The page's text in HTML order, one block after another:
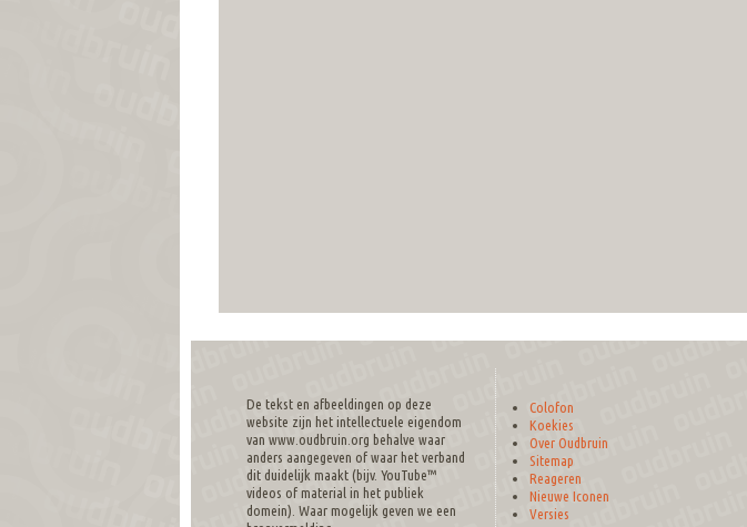
De tekst en afbeeldingen op deze
website zijn het intellectuele eigendom
van www.oudbruin.org behalve waar
anders aangegeven of waar het verband
dit duidelijk maakt (bijv. YouTube™
videos of material in het publiek
domein). Waar mogelijk geven we een
Colofon
Koekies
Over Oudbruin
Sitemap
Reageren
Nieuwe Iconen
Versies